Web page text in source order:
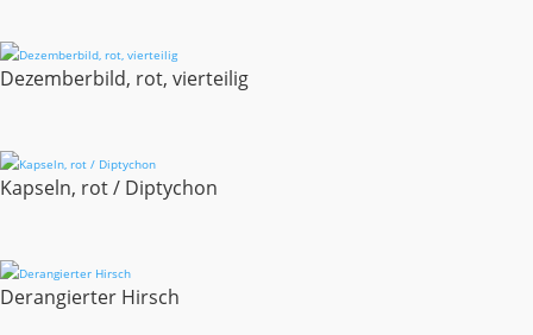
Dezemberbild, rot, vierteilig
Kapseln, rot / Diptychon
Derangierter Hirsch